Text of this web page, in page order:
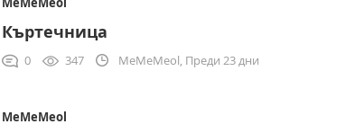
Къртечница
0 347 MeMeMeol, Преди 23 дни
MeMeMeol